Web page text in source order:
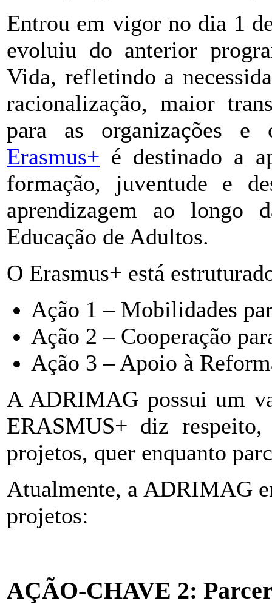
Entrou em vigor no dia 1
evoluiu do anterior
Vida, refletindo a
racionalização, maior
para as organizações e
Erasmus+ é destinado a
formação, juventude e
aprendizagem ao longo
Educação de Adultos.
O Erasmus+ está
Ação 1 – Mobilidades
Ação 2 – Cooperação
Ação 3 – Apoio à
A ADRIMAG possui um
ERASMUS+ diz respeito,
projetos, quer enquanto
Atualmente, a ADRIMAG
projetos:
AÇÃO-CHAVE 2: